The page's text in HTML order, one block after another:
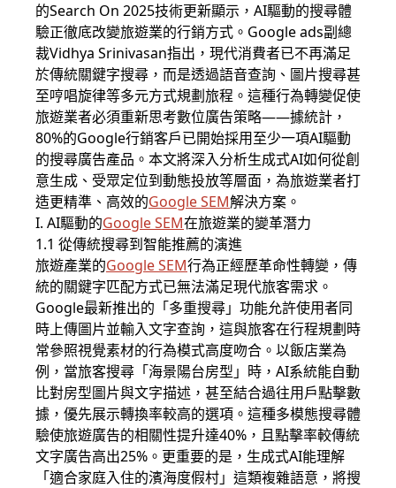
的Search On 2025技術更新顯示，AI驅動的搜尋體
驗正徹底改變旅遊業的行銷方式。Google ads副總
裁Vidhya Srinivasan指出，現代消費者已不再滿足
於傳統關鍵字搜尋，而是透過語音查詢、圖片搜尋甚
至哼唱旋律等多元方式規劃旅程。這種行為轉變促使
旅遊業者必須重新思考數位廣告策略——據統計，
80%的Google行銷客戶已開始採用至少一項AI驅動
的搜尋廣告產品。本文將深入分析生成式AI如何從創
意生成、受眾定位到動態投放等層面，為旅遊業者打
造更精準、高效的Google SEM解決方案。
I. AI驅動的Google SEM在旅遊業的變革潛力
1.1 從傳統搜尋到智能推薦的演進
旅遊產業的Google SEM行為正經歷革命性轉變，傳
統的關鍵字匹配方式已無法滿足現代旅客需求。
Google最新推出的「多重搜尋」功能允許使用者同
時上傳圖片並輸入文字查詢，這與旅客在行程規劃時
常參照視覺素材的行為模式高度吻合。以飯店業為
例，當旅客搜尋「海景陽台房型」時，AI系統能自動
比對房型圖片與文字描述，甚至結合過往用戶點擊數
據，優先展示轉換率較高的選項。這種多模態搜尋體
驗使旅遊廣告的相關性提升達40%，且點擊率較傳統
文字廣告高出25%。更重要的是，生成式AI能理解
「適合家庭入住的濱海度假村」這類複雜語意，將搜